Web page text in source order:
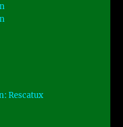
Rescatux